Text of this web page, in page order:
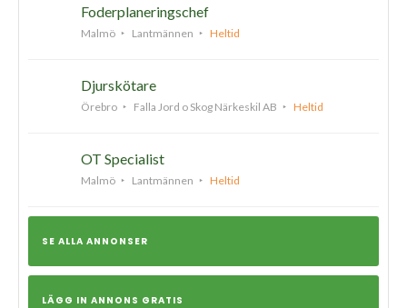
Foderplaneringschef
Malmö Lantmännen Heltid
Djurskötare
Örebro Falla Jord o Skog Närkeskil AB Heltid
OT Specialist
Malmö Lantmännen Heltid
SE ALLA ANNONSER
LÄGG IN ANNONS GRATIS